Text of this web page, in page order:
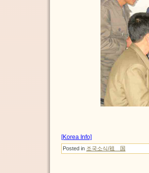
[Korea Info]
Posted in 조국소식/祖 国